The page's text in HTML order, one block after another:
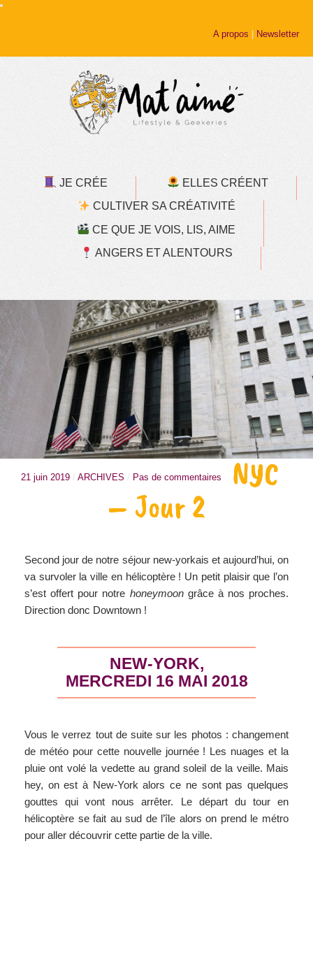
A propos | Newsletter
JE CRÉE
ELLES CRÉENT
CULTIVER SA CRÉATIVITÉ
CE QUE JE VOIS, LIS, AIME
ANGERS ET ALENTOURS
21 juin 2019 / ARCHIVES / Pas de commentaires NYC
– Jour 2
Second jour de notre séjour new-yorkais et aujourd’hui, on
va survoler la ville en hélicoptère ! Un petit plaisir que l’on
s’est offert pour notre honeymoongrâce à nos proches.
Direction donc Downtown !
NEW-YORK,
MERCREDI 16 MAI 2018
Vous le verrez tout de suite sur les photos : changement
de météo pour cette nouvelle journée ! Les nuages et la
pluie ont volé la vedette au grand soleil de la veille. Mais
hey, on est à New-York alors ce ne sont pas quelques
gouttes qui vont nous arrêter. Le départ du tour en
hélicoptère se fait au sud de l’île alors on prend le métro
pour aller découvrir cette partie de la ville.